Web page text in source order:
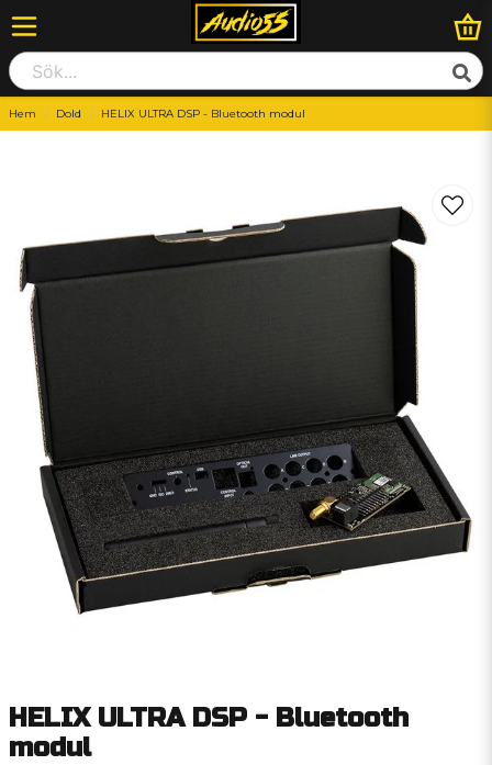
Hem Dold HELIX ULTRA DSP - Bluetooth modul
HELIX ULTRA DSP - Bluetooth
modul